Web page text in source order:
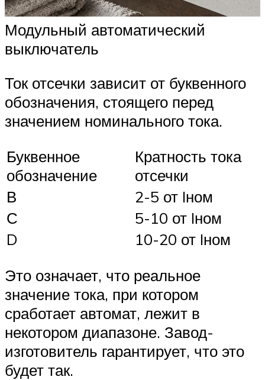
Модульный автоматический
выключатель
Ток отсечки зависит от буквенного
обозначения, стоящего перед
значением номинального тока.
Буквенное
обозначение
Кратность тока
отсечки
В
2-5 от Iном
С
5-10 от Iном
D
10-20 от Iном
Это означает, что реальное
значение тока, при котором
сработает автомат, лежит в
некотором диапазоне. Завод-
изготовитель гарантирует, что это
будет так.